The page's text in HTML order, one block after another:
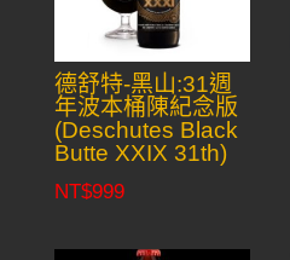
德舒特-黑山:31週
年波本桶陳紀念版
(Deschutes Black
Butte XXIX 31th)
NT$999